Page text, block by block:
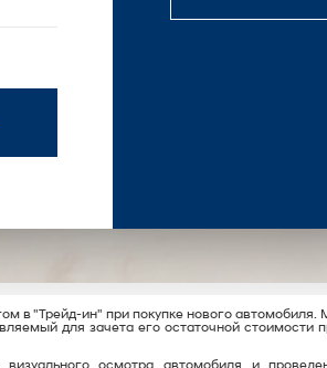
в "Трейд-ин" при покупке нового автомобиля.
для зачета его остаточной стоимости
осмотра автомобиля и